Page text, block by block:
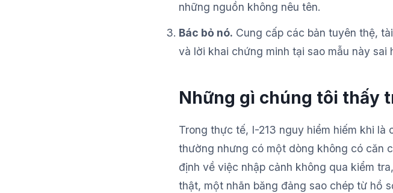
những nguồn không nêu tên.
Bác bỏ nó. Cung cấp các bản tuyên thệ,
và lời khai chứng minh tại sao mẫu này sai
Những gì chúng tôi thấy
Trong thực tế, I-213 nguy hiểm hiếm khi
thường nhưng có một dòng không có căn
định về việc nhập cảnh không qua kiểm
thật, một nhãn băng đảng sao chép từ hồ